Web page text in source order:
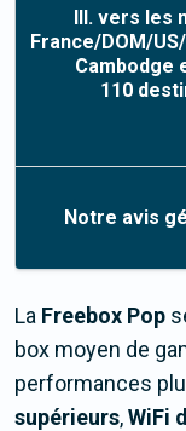
Ill. vers les
France/DOM/
Cambodge
110
Notre avis
La Freebox Pop
box moyen de
performances
supérieurs,WiFi